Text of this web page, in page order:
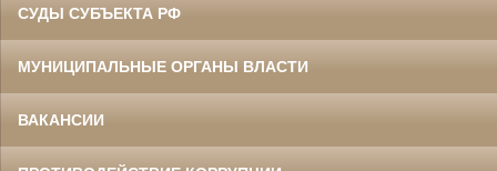
СУДЫ СУБЪЕКТА РФ
МУНИЦИПАЛЬНЫЕ ОРГАНЫ ВЛАСТИ
ВАКАНСИИ